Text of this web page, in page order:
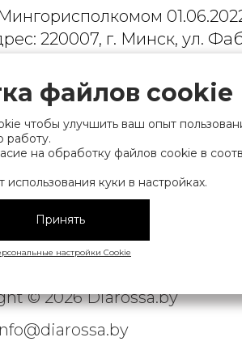
220007, г. Минск, ул.
с
Беларусь. Номер
уполномоченного
работников
комитета,
|
© 2026 Diarossa.by
файлов cookie
чтобы улучшить ваш опыт
работу.
на обработку файлов cookie в
куки в настройках.
Принять
настройки Cookie